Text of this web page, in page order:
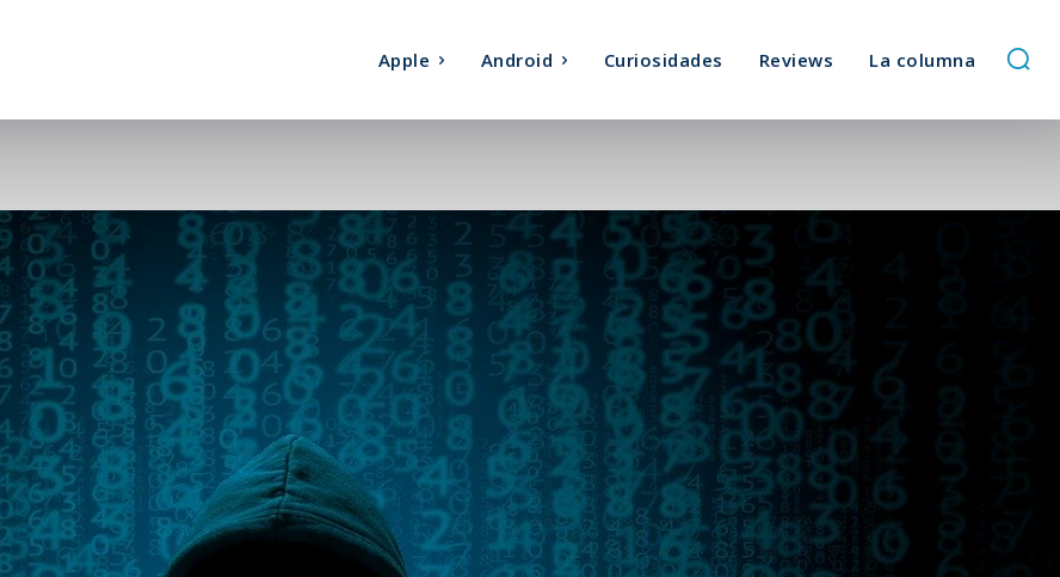
Apple Android Curiosidades Reviews La columna